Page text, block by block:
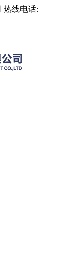
热线电话: